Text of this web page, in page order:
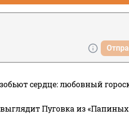
сердце: любовный
Пуговка из